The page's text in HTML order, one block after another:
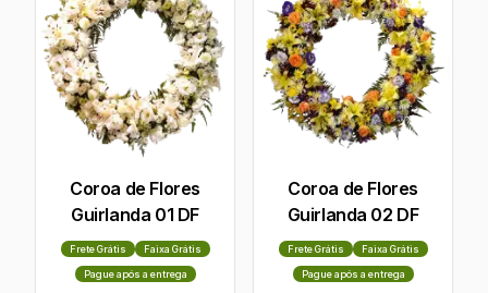
Coroa de Flores
Guirlanda 01 DF
Frete Grátis Faixa Grátis
Pague após a entrega
Coroa de Flores
Guirlanda 02 DF
Frete Grátis Faixa Grátis
Pague após a entrega